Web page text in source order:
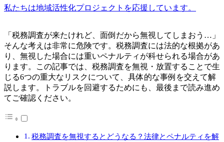
私たちは地域活性化プロジェクトを応援しています。
「税務調査が来たけれど、面倒だから無視してしまおう…」
そんな考えは非常に危険です。税務調査には法的な根拠があ
り、無視した場合には重いペナルティが科せられる場合があ
ります。この記事では、税務調査を無視・放置することで生
じる6つの重大なリスクについて、具体的な事例を交えて解
説します。トラブルを回避するためにも、最後まで読み進め
てご確認ください。
税務調査を無視するとどうなる？法律とペナルティを解